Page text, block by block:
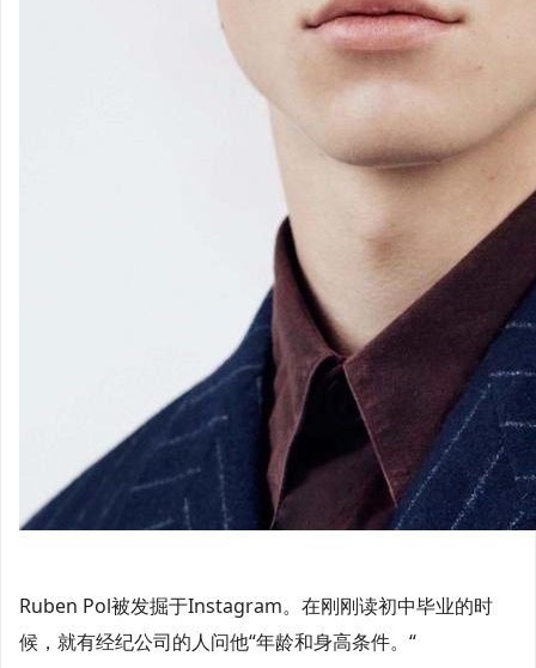
Ruben Pol被发掘于Instagram。在刚刚读初中毕业的时
候，就有经纪公司的人问他“年龄和身高条件。“